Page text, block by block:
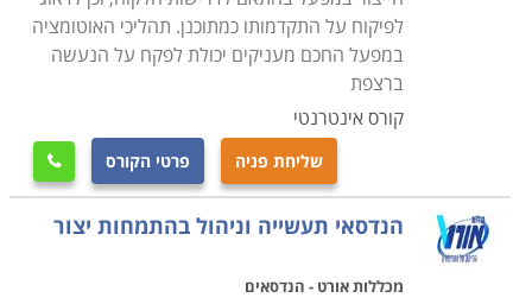
העבודה בה הוא ירצה לעסוק לאחר סיום הקורס .
לפיקוח על התקדמותו כמתוכנן. תהליכי האוטומציה
במפעל החכם מעניקים יכולת לפקח על הנעשה
ברצפת
קורס אינטרנטי
שליחת פניה פרטי הקורס 
הנדסאי תעשייה וניהול בהתמחות יצור
מכללות אורט - הנדסאים